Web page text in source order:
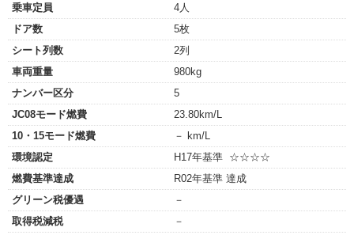
乗車定員
4人
ドア数
5枚
シート列数
2列
車両重量
980kg
ナンバー区分
5
JC08モード燃費
23.80km/L
10・15モード燃費
－ km/L
環境認定
H17年基準 ☆☆☆☆
燃費基準達成
R02年基準 達成
グリーン税優遇
－
取得税減税
－